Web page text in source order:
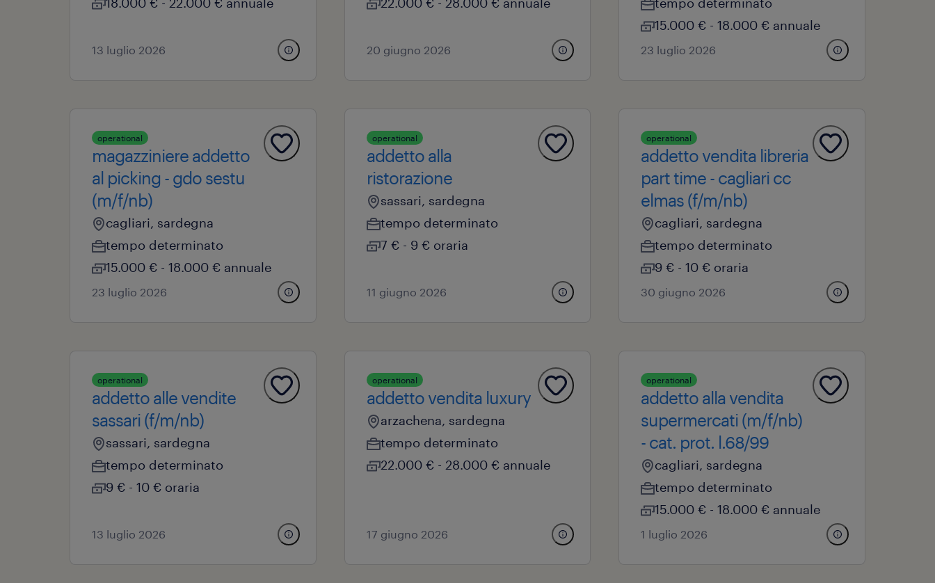
13 luglio 2026 20 giugno 2026
15.000 € - 18.000 € annuale
23 luglio 2026
operational
magazziniere addetto
al picking - gdo sestu
(m/f/nb)
cagliari, sardegna
tempo determinato
15.000 € - 18.000 € annuale
23 luglio 2026
operational
addetto alla
ristorazione
sassari, sardegna
tempo determinato
7 € - 9 € oraria
11 giugno 2026
operational
addetto vendita libreria
part time - cagliari cc
elmas (f/m/nb)
cagliari, sardegna
tempo determinato
9 € - 10 € oraria
30 giugno 2026
operational
addetto alle vendite
sassari (f/m/nb)
sassari, sardegna
tempo determinato
9 € - 10 € oraria
13 luglio 2026
operational
addetto vendita luxury
arzachena, sardegna
tempo determinato
22.000 € - 28.000 € annuale
17 giugno 2026
operational
addetto alla vendita
supermercati (m/f/nb)
- cat. prot. l.68/99
cagliari, sardegna
tempo determinato
15.000 € - 18.000 € annuale
1 luglio 2026